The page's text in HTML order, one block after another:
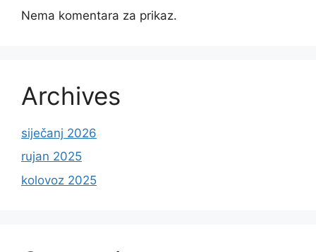
Nema komentara za prikaz.
Archives
siječanj 2026
rujan 2025
kolovoz 2025